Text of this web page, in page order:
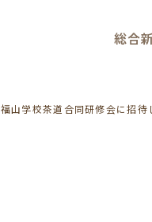
総合
福山学校茶道合同研修会に招待